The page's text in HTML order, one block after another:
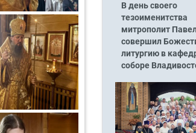
В день своего
тезоименитства
митрополит
совершил
литургию в
соборе